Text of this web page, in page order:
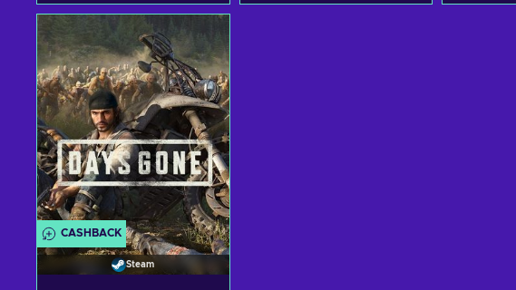
Añadir al carrito
Ver ofertas
CASHBACK
Steam